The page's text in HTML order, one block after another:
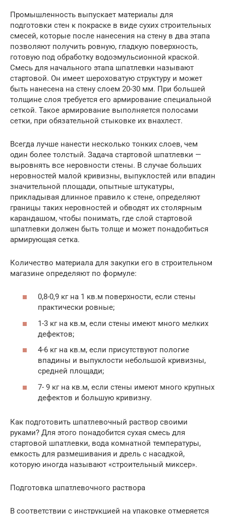
Промышленность выпускает материалы для
подготовки стен к покраске в виде сухих строительных
смесей, которые после нанесения на стену в два этапа
позволяют получить ровную, гладкую поверхность,
готовую под обработку водоэмульсионной краской.
Смесь для начального этапа шпатлевки называют
стартовой. Он имеет шероховатую структуру и может
быть нанесена на стену слоем 20-30 мм. При большей
толщине слоя требуется его армирование специальной
сеткой. Такое армирование выполняется полосами
сетки, при обязательной стыковке их внахлест.
Всегда лучше нанести несколько тонких слоев, чем
один более толстый. Задача стартовой шпатлевки —
выровнять все неровности стены. В случае больших
неровностей малой кривизны, выпуклостей или впадин
значительной площади, опытные штукатуры,
прикладывая длинное правило к стене, определяют
границы таких неровностей и обводят их столярным
карандашом, чтобы понимать, где слой стартовой
шпатлевки должен быть толще и может понадобиться
армирующая сетка.
Количество материала для закупки его в строительном
магазине определяют по формуле:
0,8-0,9 кг на 1 кв.м поверхности, если стены
практически ровные;
1-3 кг на кв.м, если стены имеют много мелких
дефектов;
4-6 кг на кв.м, если присутствуют пологие
впадины и выпуклости небольшой кривизны,
средней площади;
7- 9 кг на кв.м, если стены имеют много крупных
дефектов и большую кривизну.
Как подготовить шпатлевочный раствор своими
руками? Для этого понадобится сухая смесь для
стартовой шпатлевки, вода комнатной температуры,
емкость для размешивания и дрель с насадкой,
которую иногда называют «строительный миксер».
Подготовка шпатлевочного раствора
В соответствии с инструкцией на упаковке отмеряется